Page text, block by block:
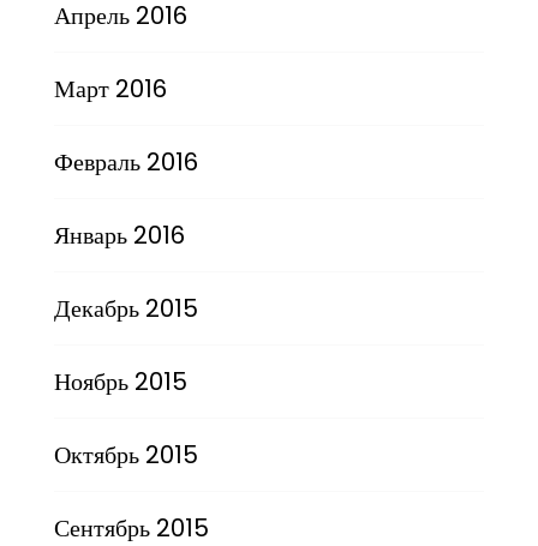
Апрель 2016
Март 2016
Февраль 2016
Январь 2016
Декабрь 2015
Ноябрь 2015
Октябрь 2015
Сентябрь 2015